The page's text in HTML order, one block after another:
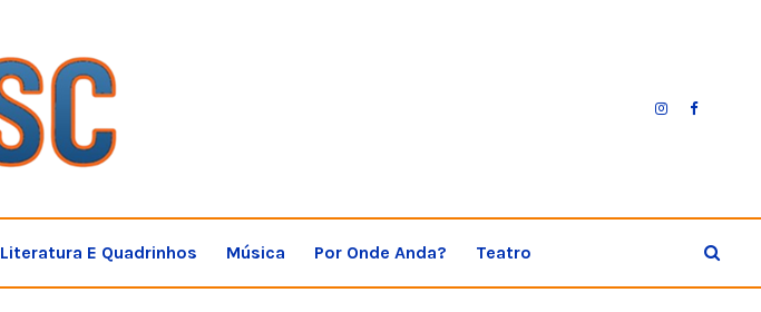
Literatura E Quadrinhos Música Por Onde Anda? Teatro